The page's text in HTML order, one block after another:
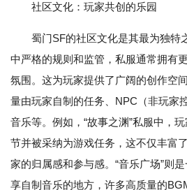
社区文化：玩家共创的乐园
蜀门SF的社区文化是其最为独特
中严格的规则和监管，私服通常拥有
氛围。这为玩家提供了广阔的创作空
量由玩家自制的任务、NPC（非玩家
音乐等。例如，“故事之渊”私服中，
节并被采纳为游戏任务，这不仅丰富
家的归属感和参与感。“音乐广场”则
享自制音乐的地方，许多高质量的